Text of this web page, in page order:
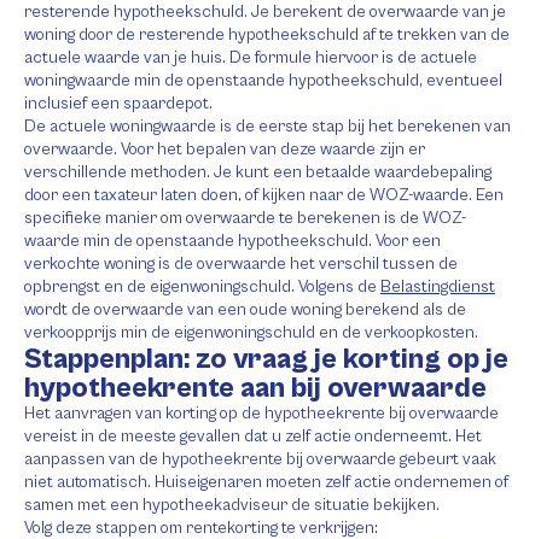
resterende hypotheekschuld. Je berekent de overwaarde van je
woning door de resterende hypotheekschuld af te trekken van de
actuele waarde van je huis. De formule hiervoor is de actuele
woningwaarde min de openstaande hypotheekschuld, eventueel
inclusief een spaardepot.
De actuele woningwaarde is de eerste stap bij het berekenen van
overwaarde. Voor het bepalen van deze waarde zijn er
verschillende methoden. Je kunt een betaalde waardebepaling
door een taxateur laten doen, of kijken naar de WOZ-waarde. Een
specifieke manier om overwaarde te berekenen is de WOZ-
waarde min de openstaande hypotheekschuld. Voor een
verkochte woning is de overwaarde het verschil tussen de
opbrengst en de eigenwoningschuld. Volgens de Belastingdienst
wordt de overwaarde van een oude woning berekend als de
verkoopprijs min de eigenwoningschuld en de verkoopkosten.
Stappenplan: zo vraag je korting op je
hypotheekrente aan bij overwaarde
Het aanvragen van korting op de hypotheekrente bij overwaarde
vereist in de meeste gevallen dat u zelf actie onderneemt. Het
aanpassen van de hypotheekrente bij overwaarde gebeurt vaak
niet automatisch. Huiseigenaren moeten zelf actie ondernemen of
samen met een hypotheekadviseur de situatie bekijken.
Volg deze stappen om rentekorting te verkrijgen: